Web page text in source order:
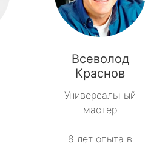
Всеволод
Краснов
Универсальный
мастер
8 лет опыта в